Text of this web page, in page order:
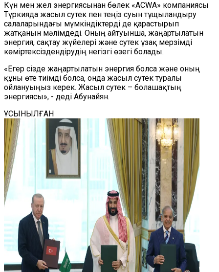
Күн мен жел энергиясынан бөлек «ACWA» компаниясы
Түркияда жасыл сутек пен теңіз суын тұщыландыру
салаларындағы мүмкіндіктерді де қарастырып
жатқанын мәлімдеді. Оның айтуынша, жаңартылатын
энергия, сақтау жүйелері және сутек ұзақ мерзімді
көміртексіздендірудің негізгі өзегі болады.
«Егер сізде жаңартылатын энергия болса және оның
құны өте тиімді болса, онда жасыл сутек туралы
ойлануыңыз керек. Жасыл сутек – болашақтың
энергиясы», - деді Абунайян.
ҰСЫНЫЛҒАН